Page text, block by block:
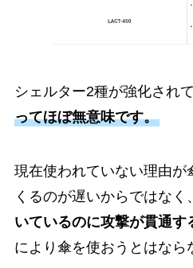
シェルター2種が強化され
ってほぼ無意味です。
現在使われていない理由が
くるのが遅いからではなく、
いているのに攻撃が貫通す
により傘を使おうとはなら